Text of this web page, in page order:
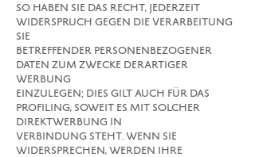
SO HABEN SIE DAS RECHT, JEDERZEIT
WIDERSPRUCH GEGEN DIE VERARBEITUNG
SIE
BETREFFENDER PERSONENBEZOGENER
DATEN ZUM ZWECKE DERARTIGER
WERBUNG
EINZULEGEN; DIES GILT AUCH FÜR DAS
PROFILING, SOWEIT ES MIT SOLCHER
DIREKTWERBUNG IN
VERBINDUNG STEHT. WENN SIE
WIDERSPRECHEN, WERDEN IHRE